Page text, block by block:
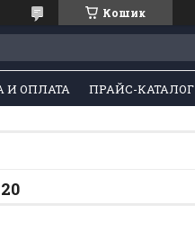
Кошик
И ОПЛАТА ПРАЙС-КАТАЛОГ